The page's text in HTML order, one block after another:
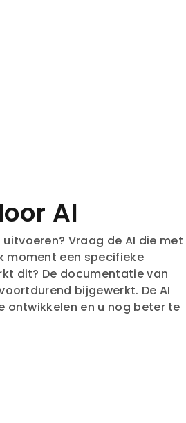
AI
Vraag de AI die met
moment een specifieke
dit? De documentatie van
bijgewerkt. De AI
ontwikkelen en u nog beter te